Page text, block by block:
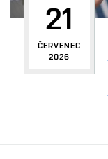
21
ČERVENEC
2026